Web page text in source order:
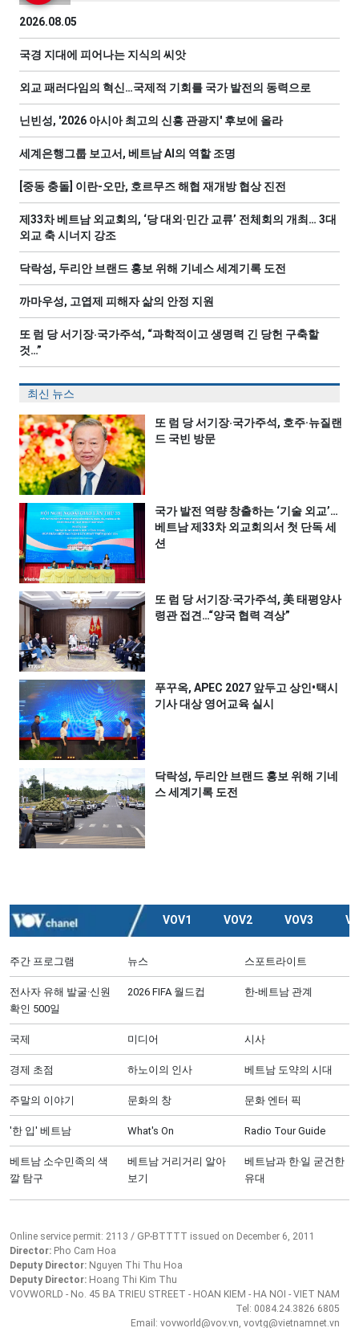
2026.08.05
국경 지대에 피어나는 지식의 씨앗
외교 패러다임의 혁신…국제적 기회를 국가 발전의 동력으로
닌빈성, '2026 아시아 최고의 신흥 관광지' 후보에 올라
세계은행그룹 보고서, 베트남 AI의 역할 조명
[중동 충돌] 이란-오만, 호르무즈 해협 재개방 협상 진전
제33차 베트남 외교회의, ‘당 대외·민간 교류’ 전체회의 개최… 3대
외교 축 시너지 강조
닥락성, 두리안 브랜드 홍보 위해 기네스 세계기록 도전
까마우성, 고엽제 피해자 삶의 안정 지원
또 럼 당 서기장‧국가주석, “과학적이고 생명력 긴 당헌 구축할
것…”
최신 뉴스
또 럼 당 서기장‧국가주석, 호주·뉴질랜
드 국빈 방문
국가 발전 역량 창출하는 ‘기술 외교’…
베트남 제33차 외교회의서 첫 단독 세
션
또 럼 당 서기장‧국가주석, 美 태평양사
령관 접견…“양국 협력 격상”
푸꾸옥, APEC 2027 앞두고 상인•택시
기사 대상 영어교육 실시
닥락성, 두리안 브랜드 홍보 위해 기네
스 세계기록 도전
VOV1 VOV2 VOV3
주간 프로그램 뉴스 스포트라이트
전사자 유해 발굴·신원
확인 500일
2026 FIFA 월드컵 한-베트남 관계
국제 미디어 시사
경제 초점 하노이의 인사 베트남 도약의 시대
주말의 이야기 문화의 창 문화 엔터 픽
'한 입' 베트남 What's On Radio Tour Guide
베트남 소수민족의 색
깔 탐구
베트남 거리거리 알아
보기
베트남과 한‧일 굳건한
유대
Online service permit: 2113 / GP-BTTTT issued on December 6, 2011
Director: Pho Cam Hoa
Deputy Director: Nguyen Thi Thu Hoa
Deputy Director: Hoang Thi Kim Thu
VOVWORLD - No. 45 BA TRIEU STREET - HOAN KIEM - HA NOI - VIET NAM
Tel: 0084.24.3826 6805
Email: vovworld@vov.vn, vovtg@vietnamnet.vn